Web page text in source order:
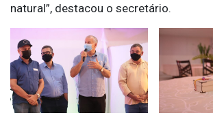
natural”, destacou o secretário.